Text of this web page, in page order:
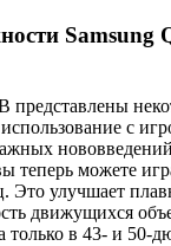
Samsung
представлены
с
нововведений
теперь можете
Это улучшает
движущихся
только в 43- и 50-